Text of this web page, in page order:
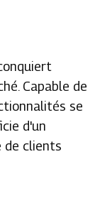
Capable de
se
d'un
de clients